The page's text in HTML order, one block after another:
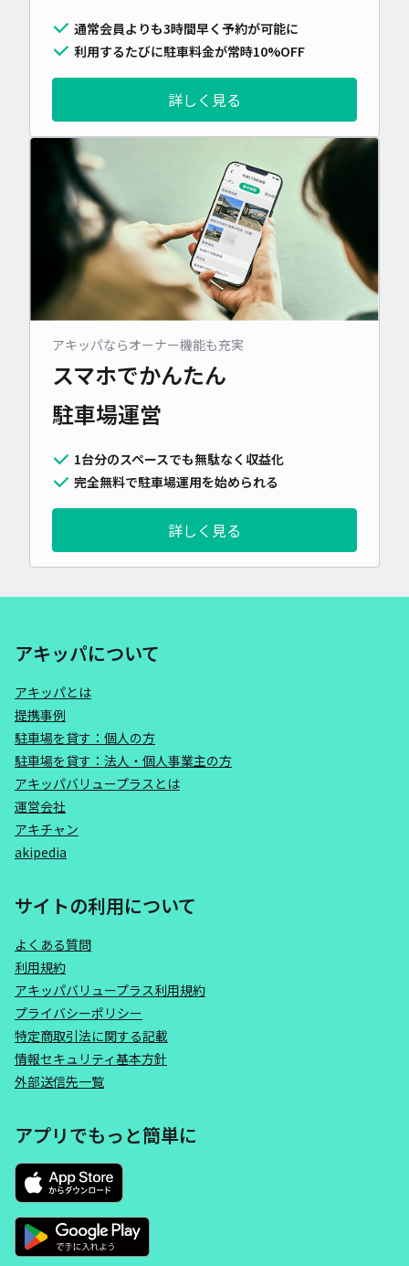
通常会員よりも3時間早く予約が可能に
利用するたびに駐車料金が常時10%OFF
詳しく見る
アキッパならオーナー機能も充実
スマホでかんたん
駐車場運営
1台分のスペースでも無駄なく収益化
完全無料で駐車場運用を始められる
詳しく見る
アキッパについて
アキッパとは
提携事例
駐車場を貸す：個人の方
駐車場を貸す：法人・個人事業主の方
アキッパバリュープラスとは
運営会社
アキチャン
akipedia
サイトの利用について
よくある質問
利用規約
アキッパバリュープラス利用規約
プライバシーポリシー
特定商取引法に関する記載
情報セキュリティ基本方針
外部送信先一覧
アプリでもっと簡単に